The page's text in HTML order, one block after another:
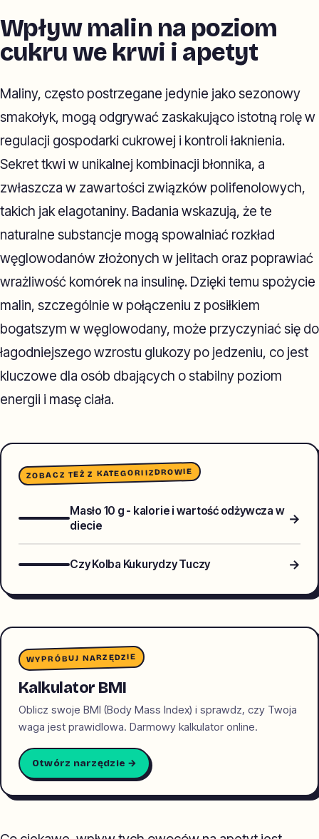
Wpływ malin na poziom
cukru we krwi i apetyt
Maliny, często postrzegane jedynie jako sezonowy
smakołyk, mogą odgrywać zaskakująco istotną rolę w
regulacji gospodarki cukrowej i kontroli łaknienia.
Sekret tkwi w unikalnej kombinacji błonnika, a
zwłaszcza w zawartości związków polifenolowych,
takich jak elagotaniny. Badania wskazują, że te
naturalne substancje mogą spowalniać rozkład
węglowodanów złożonych w jelitach oraz poprawiać
wrażliwość komórek na insulinę. Dzięki temu spożycie
malin, szczególnie w połączeniu z posiłkiem
bogatszym w węglowodany, może przyczyniać się do
łagodniejszego wzrostu glukozy po jedzeniu, co jest
kluczowe dla osób dbających o stabilny poziom
energii i masę ciała.
ZOBACZ TEŻ Z KATEGORIIZDROWIE
Masło 10 g - kalorie i wartość odżywcza w
diecie
→
Czy Kolba Kukurydzy Tuczy →
WYPRÓBUJ NARZĘDZIE
Kalkulator BMI
Oblicz swoje BMI (Body Mass Index) i sprawdz, czy Twoja
waga jest prawidlowa. Darmowy kalkulator online.
Otwórz narzędzie →